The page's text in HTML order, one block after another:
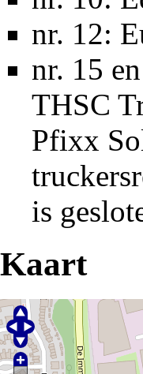
nr. 12:
nr. 15
THSC
Pfixx
is
Kaart